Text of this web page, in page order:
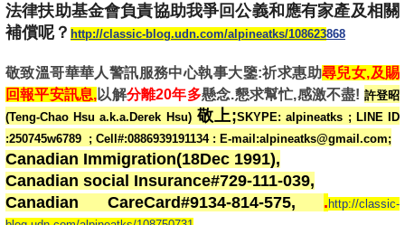
法律扶助基金會負責協助我爭回公義和應有家產及相關
補償呢？ http://classic-blog.udn.com/alpineatks/108623868
敬致溫哥華華人警訊服務中心執事大鑒:祈求惠助尋兒女,及賜
回報平安訊息,以解分離20年多懸念.懇求幫忙,感激不盡! 許登昭
(Teng-Chao Hsu a.k.a.Derek Hsu)敬上;SKYPE: alpineatks ; LINE ID
:250745w6789 ; Cell#:0886939191134 : E-mail:alpineatks@gmail.com;
Canadian Immigration(18Dec 1991),
Canadian social Insurance#729-111-039,
Canadian CareCard#9134-814-575, . http://classic-